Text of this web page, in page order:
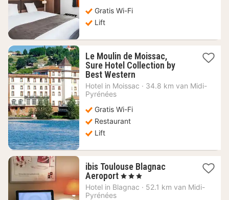
€
Gratis Wi-Fi
Lift
Le Moulin de Moissac,
Sure Hotel Collection by
Best Western1
nacht
Hotel in Moissac · 34.8 km van Midi-
Pyrénées
Gratis Wi-Fi
Restaurant
Lift
ibis Toulouse Blagnac
Aeroport 1
nacht
vanaf
, 3 Sterren
Hotel in Blagnac · 52.1 km van Midi-
Pyrénées